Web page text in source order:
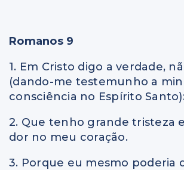
Romanos 9
1. Em Cristo digo a verdade,
(dando-me testemunho a
consciência no Espírito
2. Que tenho grande tristeza
dor no meu coração.
3. Porque eu mesmo poderia